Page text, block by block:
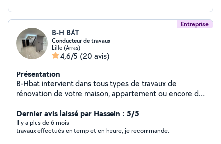
Entreprise
B-H BAT
Conducteur de travaux
Lille (Arras)
4,6/5 (20 avis)
Présentation
B-Hbat intervient dans tous types de travaux de
rénovation de votre maison, appartement ou encore de
Isolation Peinture Jointure Revêtement de sol (Parquet
+ carrelage) extension maison Maçonnerie Fourniture et
pose de fenêtres sur mesure
Dernier avis laissé par Hassein : 5/5
Il y a plus de 6 mois
travaux effectués en temp et en heure, je recommande.